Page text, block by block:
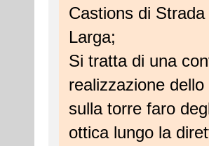
Castions di
Larga;
Si tratta di una
realizzazione
sulla torre faro
ottica lungo la